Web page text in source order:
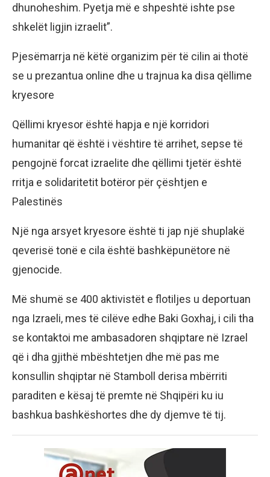
dhunoheshim. Pyetja më e shpeshtë ishte pse
shkelët ligjin izraelit”.
Pjesëmarrja në këtë organizim për të cilin ai thotë
se u prezantua online dhe u trajnua ka disa qëllime
kryesore
Qëllimi kryesor është hapja e një korridori
humanitar që është i vështire të arrihet, sepse të
pengojnë forcat izraelite dhe qëllimi tjetër është
rritja e solidaritetit botëror për çështjen e
Palestinës
Një nga arsyet kryesore është ti jap një shuplakë
qeverisë tonë e cila është bashkëpunëtore në
gjenocide.
Më shumë se 400 aktivistët e flotiljes u deportuan
nga Izraeli, mes të cilëve edhe Baki Goxhaj, i cili tha
se kontaktoi me ambasadoren shqiptare në Izrael
që i dha gjithë mbështetjen dhe më pas me
konsullin shqiptar në Stamboll derisa mbërriti
paraditen e kësaj të premte në Shqipëri ku iu
bashkua bashkëshortes dhe dy djemve të tij.